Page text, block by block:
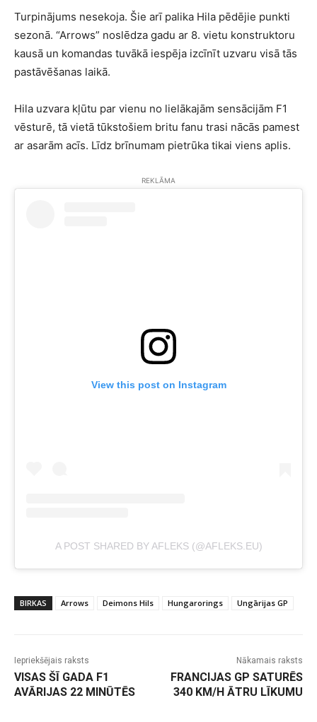
Turpinājums nesekoja. Šie arī palika Hila pēdējie punkti
sezonā. “Arrows” noslēdza gadu ar 8. vietu konstruktoru
kausā un komandas tuvākā iespēja izcīnīt uzvaru visā tās
pastāvēšanas laikā.
Hila uzvara kļūtu par vienu no lielākajām sensācijām F1
vēsturē, tā vietā tūkstošiem britu fanu trasi nācās pamest
ar asarām acīs. Līdz brīnumam pietrūka tikai viens aplis.
REKLĀMA
View this post on Instagram
A POST SHARED BY AFLEKS (@AFLEKS.EU)
BIRKAS Arrows Deimons Hils Hungarorings Ungārijas GP
Iepriekšējais raksts
VISAS ŠĪ GADA F1
AVĀRIJAS 22 MINŪTĒS
Nākamais raksts
FRANCIJAS GP SATURĒS
340 KM/H ĀTRU LĪKUMU